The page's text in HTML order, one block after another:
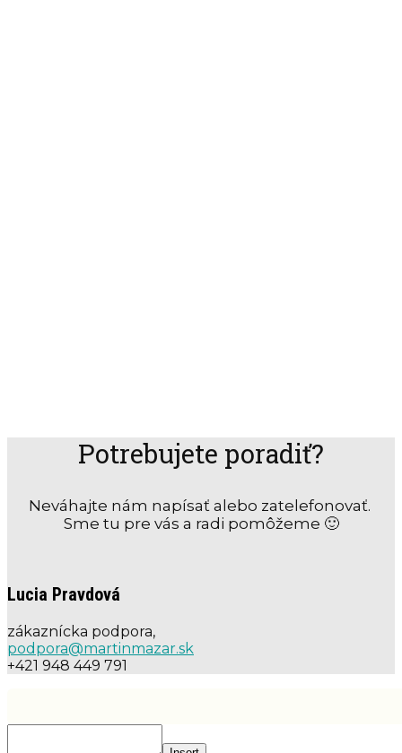
Potrebujete poradiť?
Neváhajte nám napísať alebo zatelefonovať.
Sme tu pre vás a radi pomôžeme 🙂
Lucia Pravdová
zákaznícka podpora,
podpora@martinmazar.sk
+421 948 449 791